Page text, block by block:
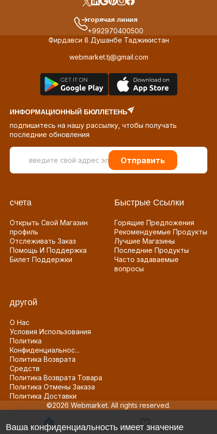
горячая линия
+992970400500
Фирдавси 8 Душанбе Таджикистан
webmarket.tj@gmail.com
ИНФОРМАЦИОННЫЙ БЮЛЛЕТЕНЬ
подпишитесь на нашу рассылку, чтобы получать
последние обновления
Отправить
счета
Открыть Свой Магазин
профиль
Отслеживать Заказ
Помощь И Поддержка
Билет Поддержки
Быстрые Ссылки
Горящие Предложения
Рекомендуемые Продукты
Лучшие Магазины
Последние Продукты
Часто задаваемые
вопросы
другой
О Нас
Условия Использования
Политика
Конфиденциальнос...
Политика Возврата
Средств
Политика Возврата Товара
Политика Отмены Заказа
Политика Доставки
©2026 Webmarket. All rights reserved.
Ваша конфиденциальность имеет значение